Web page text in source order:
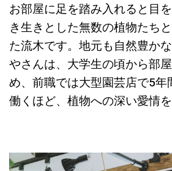
お部屋に足を踏み入れると目
き生きとした無数の植物たち
た流木です。地元も自然豊か
やさんは、大学生の頃から部
め、前職では大型園芸店で5年
働くほど、植物への深い愛情を